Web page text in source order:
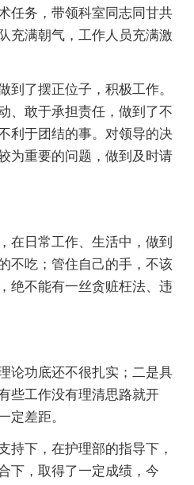
任务，带领科室同志同甘共
充满朝气，工作人员充满激
了摆正位子，积极工作。
、敢于承担责任，做到了不
利于团结的事。对领导的决
为重要的问题，做到及时请
日常工作、生活中，做到
不吃；管住自己的手，不该
绝不能有一丝贪赃枉法、违
功底还不很扎实；二是具
些工作没有理清思路就开
定差距。
下，在护理部的指导下，
下，取得了一定成绩，今